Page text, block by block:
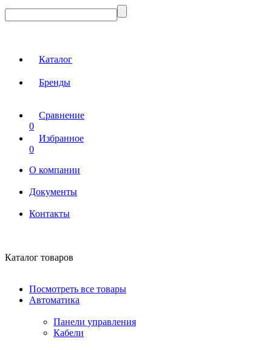
Каталог
Бренды
Сравнение
0
Избранное
0
О компании
Документы
Контакты
Каталог товаров
Посмотреть все товары
Автоматика
Панели управления
Кабели